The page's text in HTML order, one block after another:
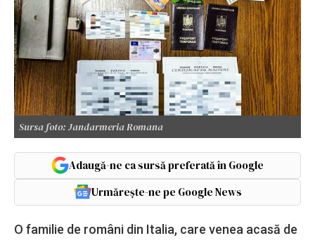
Sursa foto: Jandarmeria Romana
Adaugă-ne ca sursă preferată în Google
Urmărește-ne pe Google News
O familie de români din Italia, care venea acasă de